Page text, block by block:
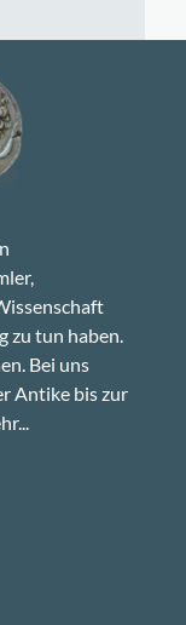
zu tun haben.
Bei uns
Antike bis zur